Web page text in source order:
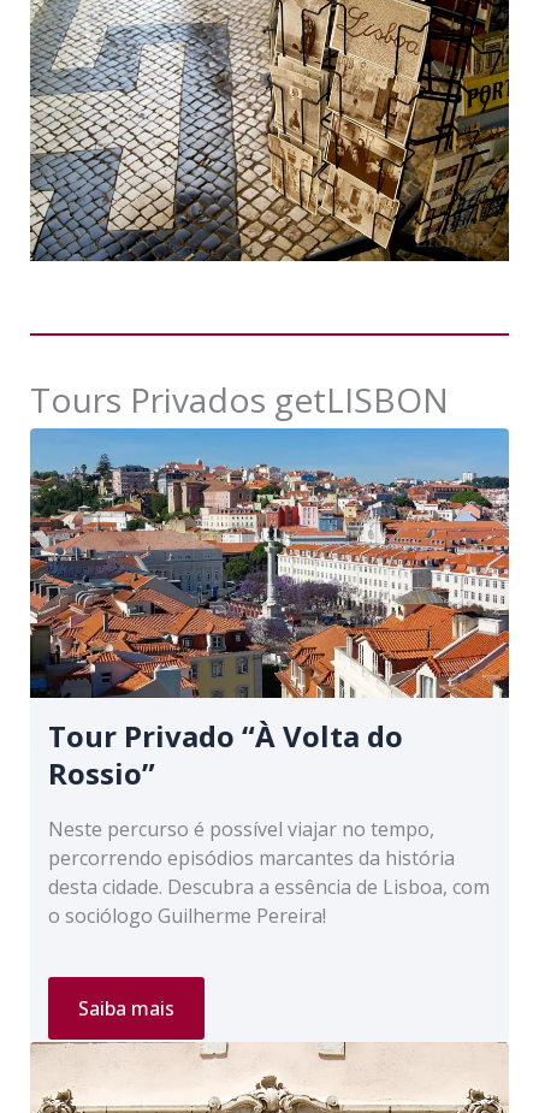
Tours Privados getLISBON
Tour Privado “À Volta do
Rossio”
Neste percurso é possível viajar no tempo,
percorrendo episódios marcantes da história
desta cidade. Descubra a essência de Lisboa, com
o sociólogo Guilherme Pereira!
Tour
Privado
“À
Volta
Rossio”
Saiba mais